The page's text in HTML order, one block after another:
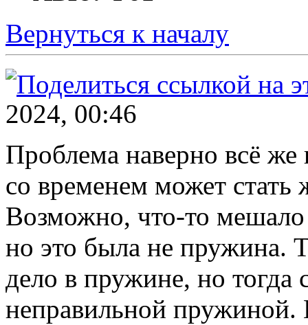
Вернуться к началу
2024, 00:46
Проблема наверно всё
со временем может стать
Возможно, что-то мешало
но это была не пружина.
дело в пружине, но тогда
неправильной пружиной.